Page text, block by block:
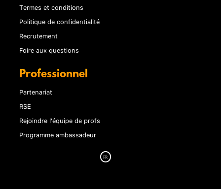
Termes et conditions
Politique de confidentialité
Recrutement
Foire aux questions
Professionnel
Partenariat
RSE
Rejoindre l'équipe de profs
Programme ambassadeur